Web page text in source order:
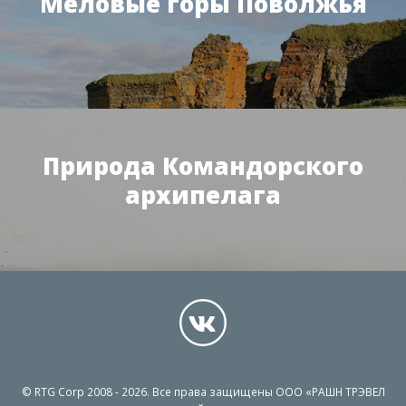
Природа Командорского
архипелага
© RTG Corp 2008 - 2026. Все права защищены ООО «РАШН ТРЭВЕЛ